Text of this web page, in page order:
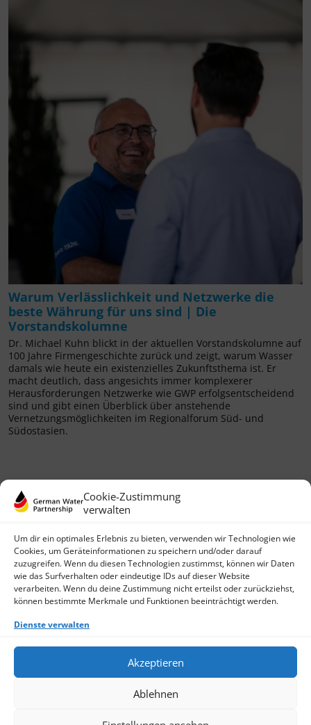
Cookie-Zustimmung
verwalten
Um dir ein optimales Erlebnis zu bieten, verwenden wir Technologien wie
Cookies, um Geräteinformationen zu speichern und/oder darauf
zuzugreifen. Wenn du diesen Technologien zustimmst, können wir Daten
wie das Surfverhalten oder eindeutige IDs auf dieser Website
verarbeiten. Wenn du deine Zustimmung nicht erteilst oder zurückziehst,
können bestimmte Merkmale und Funktionen beeinträchtigt werden.
Dienste verwalten
Akzeptieren
Ablehnen
Warum Verlässlichkeit und Netzwerke die
beste Währung für uns sind | Die
Vorstandskolumne
Dr. Michael Kuhn blickt in der aktuellen Vorstandskolumne auf
100 Jahre Firmengeschichte zurück und zeigt, warum Wasser
damals wie heute ein existenzielles Zukunftsthema ist. Er
macht deutlich, dass angesichts immer komplexerer
Herausforderungen Netzwerke wie GWP erfolgsentscheidend
sind und gibt einen Überblick über anstehende
Vernetzungsmöglichkeiten im Regionalforum Süd- und
Südostasien.
German Water Partnership e.V.
Invalidenstraße 91
D-10115 Berlin
Login
Impressum